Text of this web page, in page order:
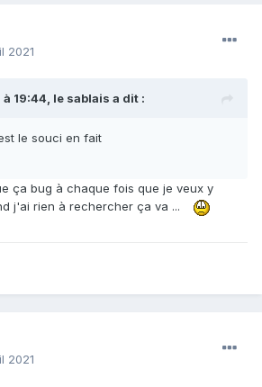
2021
19:44, le sablais a dit :
le souci en fait
ça bug à chaque fois que je veux y
j'ai rien à rechercher ça va ...
2021